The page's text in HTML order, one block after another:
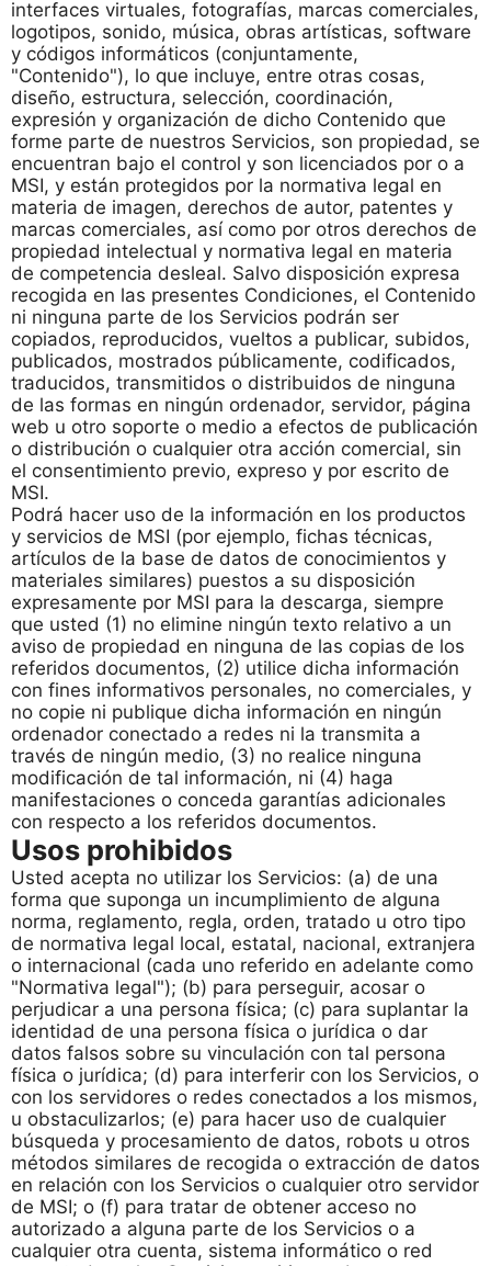
interfaces virtuales, fotografías, marcas comerciales,
logotipos, sonido, música, obras artísticas, software
y códigos informáticos (conjuntamente,
"Contenido"), lo que incluye, entre otras cosas,
diseño, estructura, selección, coordinación,
expresión y organización de dicho Contenido que
forme parte de nuestros Servicios, son propiedad, se
encuentran bajo el control y son licenciados por o a
MSI, y están protegidos por la normativa legal en
materia de imagen, derechos de autor, patentes y
marcas comerciales, así como por otros derechos de
propiedad intelectual y normativa legal en materia
de competencia desleal. Salvo disposición expresa
recogida en las presentes Condiciones, el Contenido
ni ninguna parte de los Servicios podrán ser
copiados, reproducidos, vueltos a publicar, subidos,
publicados, mostrados públicamente, codificados,
traducidos, transmitidos o distribuidos de ninguna
de las formas en ningún ordenador, servidor, página
web u otro soporte o medio a efectos de publicación
o distribución o cualquier otra acción comercial, sin
el consentimiento previo, expreso y por escrito de
MSI.
Podrá hacer uso de la información en los productos
y servicios de MSI (por ejemplo, fichas técnicas,
artículos de la base de datos de conocimientos y
materiales similares) puestos a su disposición
expresamente por MSI para la descarga, siempre
que usted (1) no elimine ningún texto relativo a un
aviso de propiedad en ninguna de las copias de los
referidos documentos, (2) utilice dicha información
con fines informativos personales, no comerciales, y
no copie ni publique dicha información en ningún
ordenador conectado a redes ni la transmita a
través de ningún medio, (3) no realice ninguna
modificación de tal información, ni (4) haga
manifestaciones o conceda garantías adicionales
con respecto a los referidos documentos.
Usos prohibidos
Usted acepta no utilizar los Servicios: (a) de una
forma que suponga un incumplimiento de alguna
norma, reglamento, regla, orden, tratado u otro tipo
de normativa legal local, estatal, nacional, extranjera
o internacional (cada uno referido en adelante como
"Normativa legal"); (b) para perseguir, acosar o
perjudicar a una persona física; (c) para suplantar la
identidad de una persona física o jurídica o dar
datos falsos sobre su vinculación con tal persona
física o jurídica; (d) para interferir con los Servicios, o
con los servidores o redes conectados a los mismos,
u obstaculizarlos; (e) para hacer uso de cualquier
búsqueda y procesamiento de datos, robots u otros
métodos similares de recogida o extracción de datos
en relación con los Servicios o cualquier otro servidor
de MSI; o (f) para tratar de obtener acceso no
autorizado a alguna parte de los Servicios o a
cualquier otra cuenta, sistema informático o red